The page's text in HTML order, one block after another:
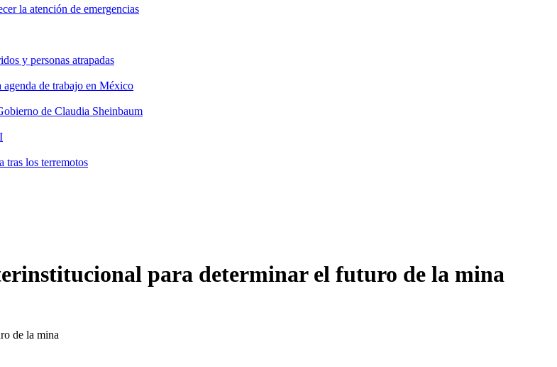
la atención de emergencias
y personas atrapadas
de trabajo en México
de Claudia Sheinbaum
tras los terremotos
para determinar el futuro de la mina
de la mina